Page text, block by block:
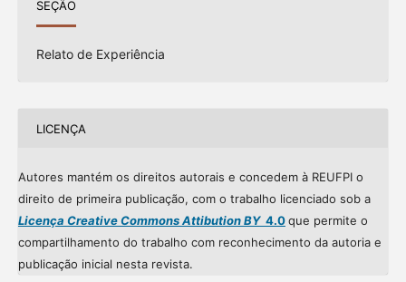
SEÇÃO
Relato de Experiência
LICENÇA
Autores mantém os direitos autorais e concedem à REUFPI o
direito de primeira publicação, com o trabalho licenciado sob a
Licença Creative Commons Attibution BY4.0que permite o
compartilhamento do trabalho com reconhecimento da autoria e
publicação inicial nesta revista.